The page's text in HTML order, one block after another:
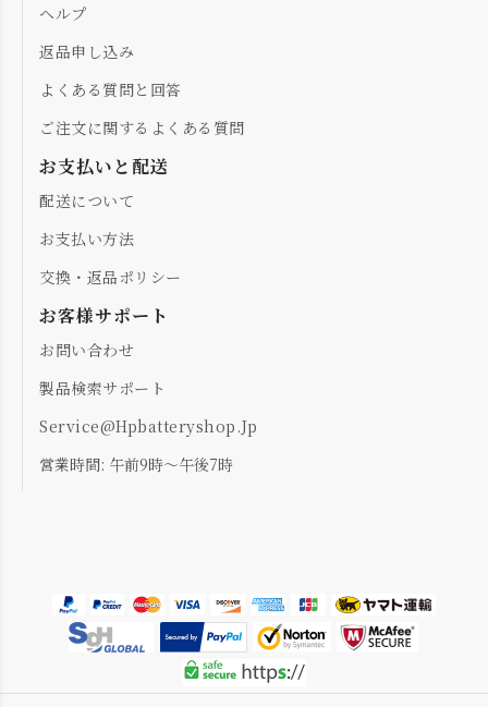
ヘルプ
返品申し込み
よくある質問と回答
ご注文に関するよくある質問
お支払いと配送
配送について
お支払い方法
交換・返品ポリシー
お客様サポート
お問い合わせ
製品検索サポート
Service@hpbatteryshop.jp
営業時間: 午前9時～午後7時